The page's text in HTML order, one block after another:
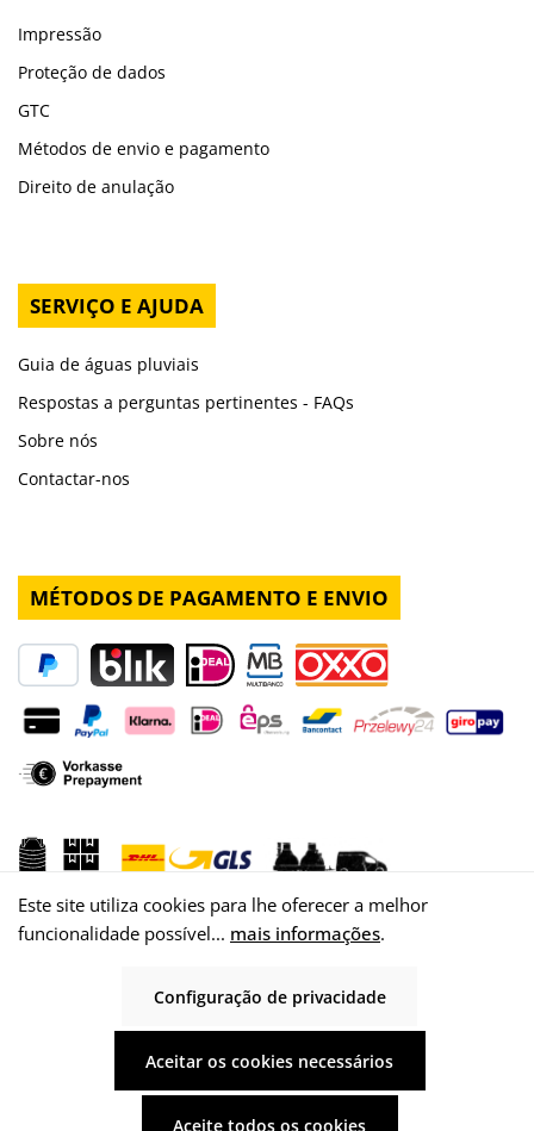
Impressão
Proteção de dados
GTC
Métodos de envio e pagamento
Direito de anulação
SERVIÇO E AJUDA
Guia de águas pluviais
Respostas a perguntas pertinentes - FAQs
Sobre nós
Contactar-nos
MÉTODOS DE PAGAMENTO E ENVIO
Todos os preços incluem IVA maiscustos de envioe possíveis taxas de entrega,
Este site utiliza cookies para lhe oferecer a melhor
funcionalidade possível... mais informações.
Configuração de privacidade
Aceitar os cookies necessários
Aceite todos os cookies